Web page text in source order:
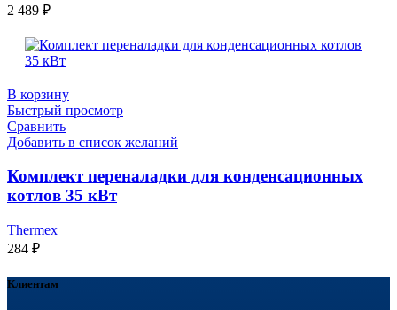
2 489 ₽
В корзину
Быстрый просмотр
Сравнить
Добавить в список желаний
Комплект переналадки для конденсационных
котлов 35 кВт
Thermex
284 ₽
Клиентам